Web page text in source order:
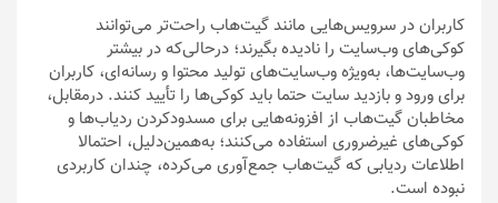
کاربران در سرویس‌هایی مانند گیت‌هاب راحت‌تر می‌توانند
کوکی‌های وب‌سایت را نادیده بگیرند؛ درحالی‌که در بیشتر
وب‌سایت‌ها، به‌ویژه وب‌سایت‌های تولید محتوا و رسانه‌ای، کاربران
برای ورود و بازدید سایت حتما باید کوکی‌ها را تأیید کنند. در‌مقابل،
مخاطبان گیت‌هاب از افزونه‌هایی برای مسدودکردن ردیاب‌ها و
کوکی‌های غیرضروری استفاده می‌کنند؛ به‌همین‌دلیل، احتمالا
اطلاعات ردیابی که گیت‌هاب جمع‌آوری می‌کرده، چندان کاربردی
نبوده است.